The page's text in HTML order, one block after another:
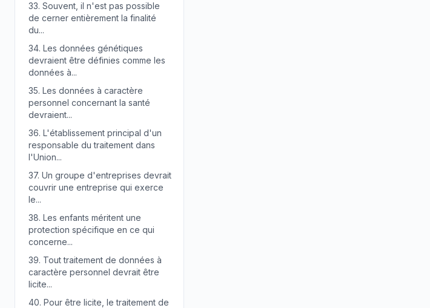
33. Souvent, il n'est pas possible
de cerner entièrement la finalité
du...
34. Les données génétiques
devraient être définies comme les
données à...
35. Les données à caractère
personnel concernant la santé
devraient...
36. L'établissement principal d'un
responsable du traitement dans
l'Union...
37. Un groupe d'entreprises devrait
couvrir une entreprise qui exerce
le...
38. Les enfants méritent une
protection spécifique en ce qui
concerne...
39. Tout traitement de données à
caractère personnel devrait être
licite...
40. Pour être licite, le traitement de